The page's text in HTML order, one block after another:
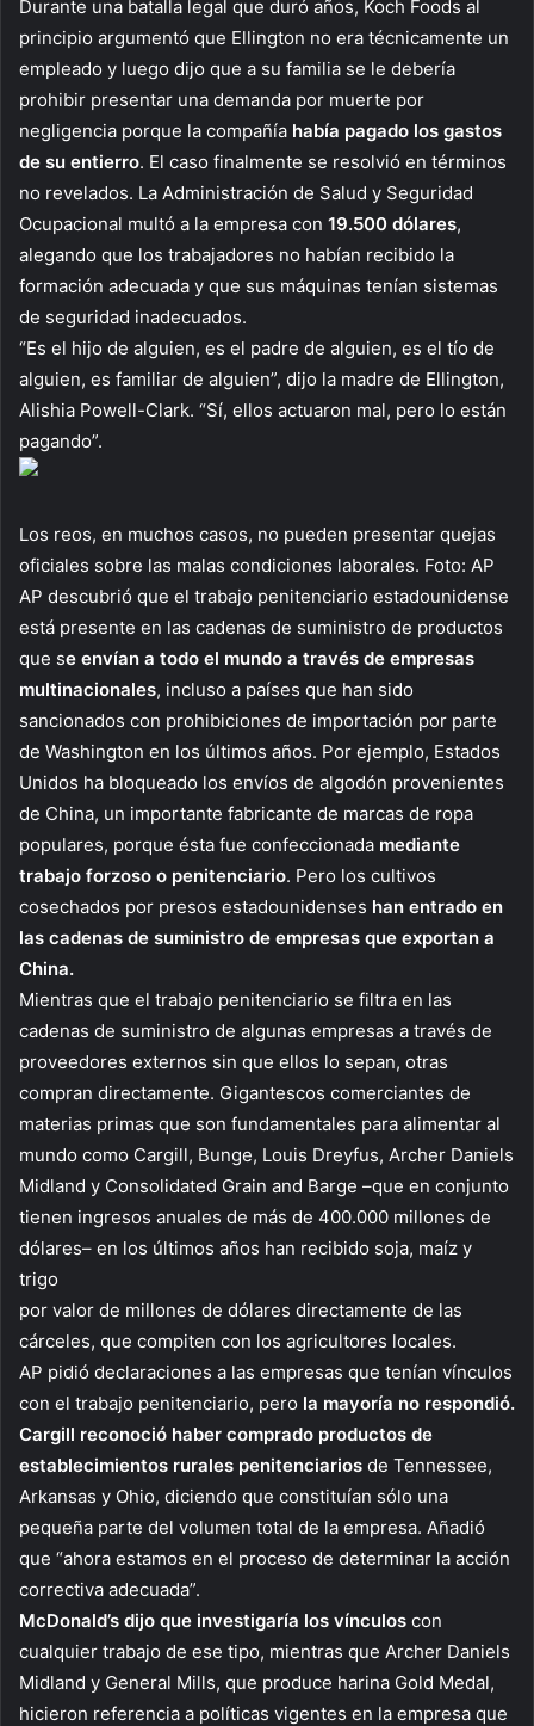
Durante una batalla legal que duró años, Koch Foods al
principio argumentó que Ellington no era técnicamente un
empleado y luego dijo que a su familia se le debería
prohibir presentar una demanda por muerte por
negligencia porque la compañía había pagado los gastos
de su entierro. El caso finalmente se resolvió en términos
no revelados. La Administración de Salud y Seguridad
Ocupacional multó a la empresa con 19.500 dólares,
alegando que los trabajadores no habían recibido la
formación adecuada y que sus máquinas tenían sistemas
de seguridad inadecuados.
“Es el hijo de alguien, es el padre de alguien, es el tío de
alguien, es familiar de alguien”, dijo la madre de Ellington,
Alishia Powell-Clark. “Sí, ellos actuaron mal, pero lo están
pagando”.
Los reos, en muchos casos, no pueden presentar quejas
oficiales sobre las malas condiciones laborales. Foto: AP
AP descubrió que el trabajo penitenciario estadounidense
está presente en las cadenas de suministro de productos
que se envían a todo el mundo a través de empresas
multinacionales, incluso a países que han sido
sancionados con prohibiciones de importación por parte
de Washington en los últimos años. Por ejemplo, Estados
Unidos ha bloqueado los envíos de algodón provenientes
de China, un importante fabricante de marcas de ropa
populares, porque ésta fue confeccionada mediante
trabajo forzoso o penitenciario. Pero los cultivos
cosechados por presos estadounidenses han entrado en
las cadenas de suministro de empresas que exportan a
China.
Mientras que el trabajo penitenciario se filtra en las
cadenas de suministro de algunas empresas a través de
proveedores externos sin que ellos lo sepan, otras
compran directamente. Gigantescos comerciantes de
materias primas que son fundamentales para alimentar al
mundo como Cargill, Bunge, Louis Dreyfus, Archer Daniels
Midland y Consolidated Grain and Barge –que en conjunto
tienen ingresos anuales de más de 400.000 millones de
dólares– en los últimos años han recibido soja, maíz y
trigo
por valor de millones de dólares directamente de las
cárceles, que compiten con los agricultores locales.
AP pidió declaraciones a las empresas que tenían vínculos
con el trabajo penitenciario, pero la mayoría no respondió.
Cargill reconoció haber comprado productos de
establecimientos rurales penitenciarios de Tennessee,
Arkansas y Ohio, diciendo que constituían sólo una
pequeña parte del volumen total de la empresa. Añadió
que “ahora estamos en el proceso de determinar la acción
correctiva adecuada”.
McDonald’s dijo que investigaría los vínculos con
cualquier trabajo de ese tipo, mientras que Archer Daniels
Midland y General Mills, que produce harina Gold Medal,
hicieron referencia a políticas vigentes en la empresa que